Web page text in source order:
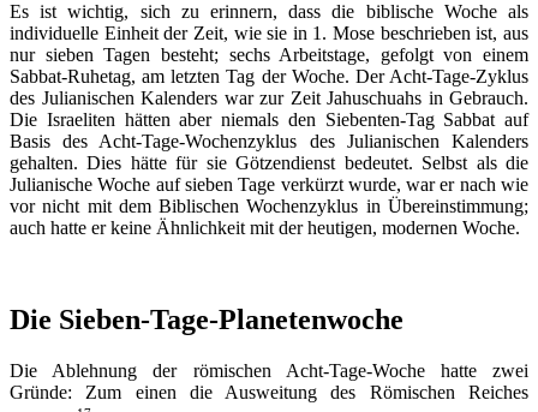
Es ist wichtig, sich zu erinnern, dass die biblische Woche als
individuelle Einheit der Zeit, wie sie in 1. Mose beschrieben ist, aus
nur sieben Tagen besteht; sechs Arbeitstage, gefolgt von einem
Sabbat-Ruhetag, am letzten Tag der Woche. Der Acht-Tage-Zyklus
des Julianischen Kalenders war zur Zeit Jahuschuahs in Gebrauch.
Die Israeliten hätten aber niemals den Siebenten-Tag Sabbat auf
Basis des Acht-Tage-Wochenzyklus des Julianischen Kalenders
gehalten. Dies hätte für sie Götzendienst bedeutet. Selbst als die
Julianische Woche auf sieben Tage verkürzt wurde, war er nach wie
vor nicht mit dem Biblischen Wochenzyklus in Übereinstimmung;
auch hatte er keine Ähnlichkeit mit der heutigen, modernen Woche.
Die Sieben-Tage-Planetenwoche
Die Ablehnung der römischen Acht-Tage-Woche hatte zwei
Gründe: Zum einen die Ausweitung des Römischen Reiches